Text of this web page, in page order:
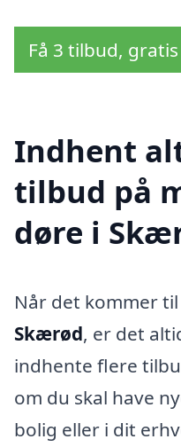
Få 3 tilbud,
Indhent
tilbud på
døre i
Når det kommer til
Skærød, er det
indhente flere
om du skal have
bolig eller i dit